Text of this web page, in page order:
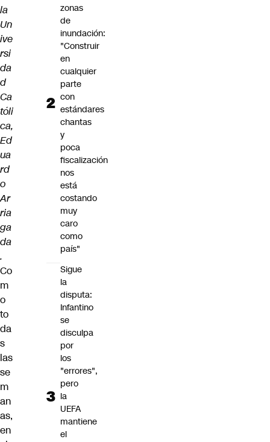
la
Un
ive
rsi
da
d
Ca
tóli
ca,
Ed
ua
rd
o
Ar
ria
ga
da
.
Co
m
o
to
da
s
las
se
m
an
as,
en
zonas
de
inundación:
"Construir
en
cualquier
parte
con
estándares
chantas
y
poca
fiscalización
nos
está
costando
muy
caro
como
país"
Sigue
la
disputa:
Infantino
se
disculpa
por
los
"errores",
pero
la
UEFA
mantiene
el